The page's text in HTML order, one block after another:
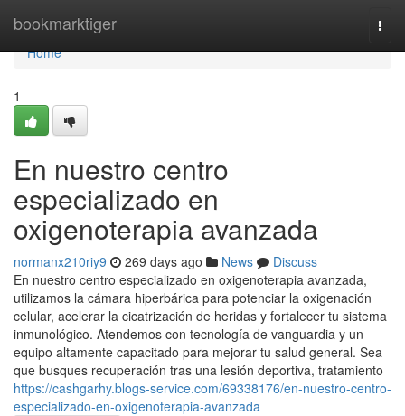
bookmarktiger
Home
Home
1
En nuestro centro
especializado en
oxigenoterapia avanzada
normanx210riy9 269 days ago News
Discuss
En nuestro centro especializado en oxigenoterapia avanzada,
utilizamos la cámara hiperbárica para potenciar la oxigenación
celular, acelerar la cicatrización de heridas y fortalecer tu sistema
inmunológico. Atendemos con tecnología de vanguardia y un
equipo altamente capacitado para mejorar tu salud general. Sea
que busques recuperación tras una lesión deportiva, tratamiento
https://cashgarhy.blogs-service.com/69338176/en-nuestro-centro-
especializado-en-oxigenoterapia-avanzada